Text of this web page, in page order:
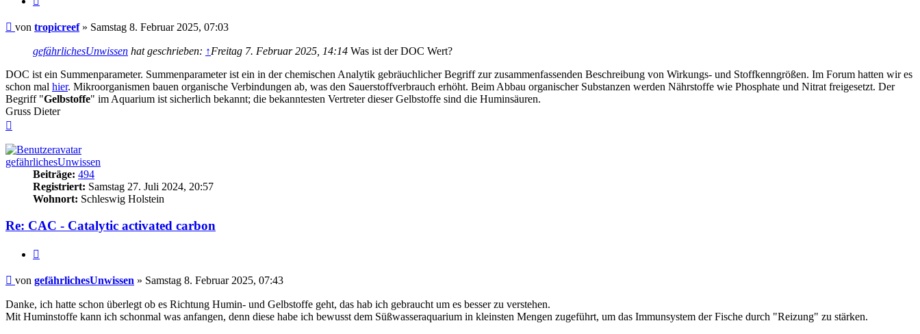
Beitrag
von tropicreef» Samstag 8. Februar 2025, 07:03
gefährlichesUnwissen hat geschrieben: ↑Freitag 7. Februar 2025, 14:14 Was ist der DOC Wert?
DOC ist ein Summenparameter. Summenparameter ist ein in der chemischen Analytik gebräuchlicher Begriff zur zusammenfassenden Beschreibung von Wirkungs- und Stoffkenngrößen. Im Forum hatten wir es
schon mal hier. Mikroorganismen bauen organische Verbindungen ab, was den Sauerstoffverbrauch erhöht. Beim Abbau organischer Substanzen werden Nährstoffe wie Phosphate und Nitrat freigesetzt. Der
Begriff "Gelbstoffe" im Aquarium ist sicherlich bekannt; die bekanntesten Vertreter dieser Gelbstoffe sind die Huminsäuren.
Gruss Dieter
gefährlichesUnwissen
Beiträge: 494
Registriert: Samstag 27. Juli 2024, 20:57
Wohnort: Schleswig Holstein
Re: CAC - Catalytic activated carbon
Beitrag
von gefährlichesUnwissen » Samstag 8. Februar 2025, 07:43
Danke, ich hatte schon überlegt ob es Richtung Humin- und Gelbstoffe geht, das hab ich gebraucht um es besser zu verstehen.
Mit Huminstoffe kann ich schonmal was anfangen, denn diese habe ich bewusst dem Süßwasseraquarium in kleinsten Mengen zugeführt, um das Immunsystem der Fische durch "Reizung" zu stärken.